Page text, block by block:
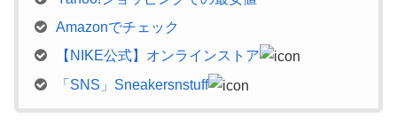
Amazonでチェック
【NIKE公式】オンラインストア
「SNS」Sneakersnstuff